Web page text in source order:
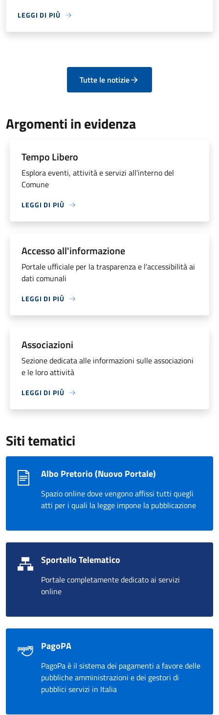
LEGGI DI PIÙ
Tutte le notizie
Argomenti in evidenza
Tempo Libero
Esplora eventi, attività e servizi all'interno del
Comune
LEGGI DI PIÙ
Accesso all'informazione
Portale ufficiale per la trasparenza e l'accessibilità ai
dati comunali
LEGGI DI PIÙ
Associazioni
Sezione dedicata alle informazioni sulle associazioni
e le loro attività
LEGGI DI PIÙ
Siti tematici
Albo Pretorio (Nuovo Portale)
Spazio online dove vengono affissi tutti quegli
atti per i quali la legge impone la pubblicazione
Sportello Telematico
Portale completamente dedicato ai servizi
online
PagoPA
PagoPa è il sistema dei pagamenti a favore delle
pubbliche amministrazioni e dei gestori di
pubblici servizi in Italia